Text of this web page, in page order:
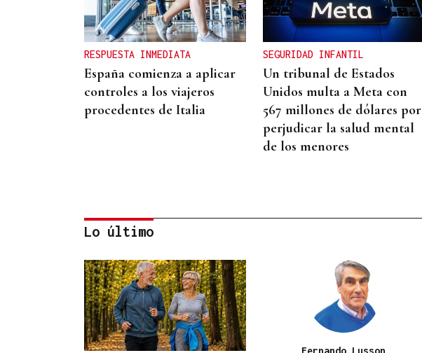
RESPUESTA INMEDIATA
España comienza a aplicar
controles a los viajeros
procedentes de Italia
SEGURIDAD INFANTIL
Un tribunal de Estados
Unidos multa a Meta con
567 millones de dólares por
perjudicar la salud mental
de los menores
ASESINÓ A SU ABUELO
Un tiroteo escolar en
Tailandia deja al menos 6
muertos y 15 heridos
Lo último
Fernando Lusson